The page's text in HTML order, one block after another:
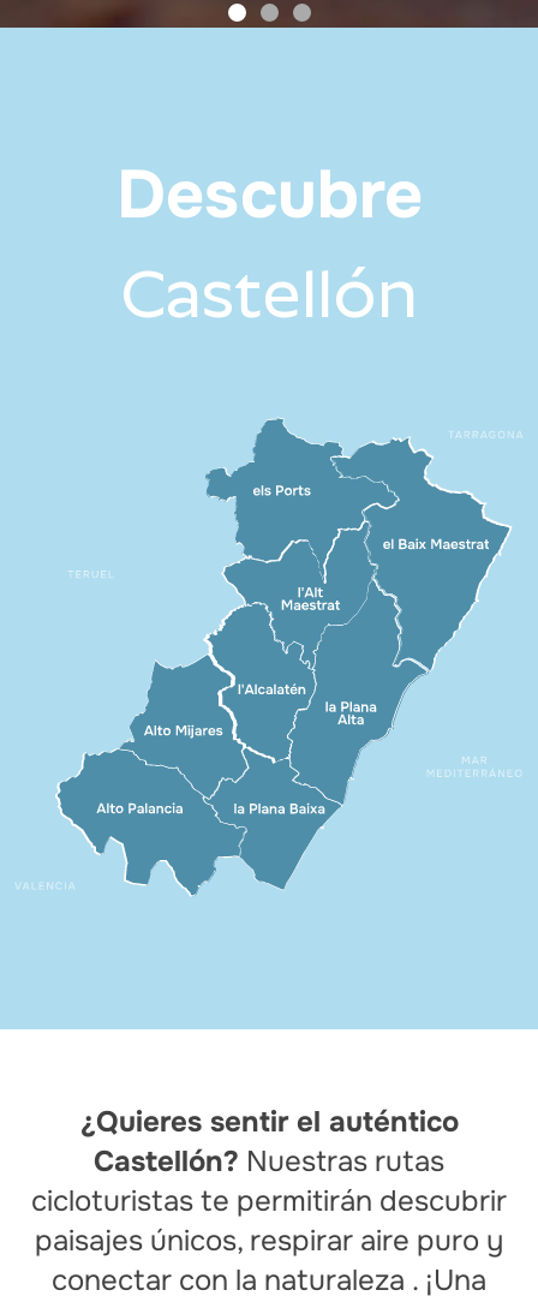
Descubre
Castellón
¿Quieres sentir el auténtico
Castellón? Nuestras rutas
cicloturistas te permitirán descubrir
paisajes únicos, respirar aire puro y
conectar con la naturaleza . ¡Una